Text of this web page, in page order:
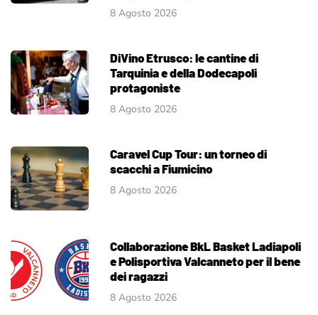
8 Agosto 2026
DiVino Etrusco: le cantine di
Tarquinia e della Dodecapoli
protagoniste
8 Agosto 2026
Caravel Cup Tour: un torneo di
scacchi a Fiumicino
8 Agosto 2026
Collaborazione BkL Basket Ladiapoli
e Polisportiva Valcanneto per il bene
dei ragazzi
8 Agosto 2026